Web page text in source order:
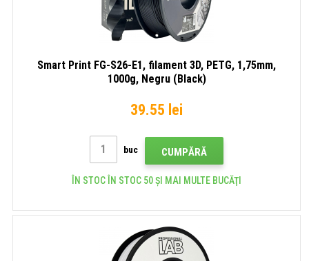
Smart Print FG-S26-E1, filament 3D, PETG, 1,75mm,
1000g, Negru (Black)
39.55 lei
buc CUMPĂRĂ
ÎN STOC ÎN STOC 50 ȘI MAI MULTE BUCĂŢI